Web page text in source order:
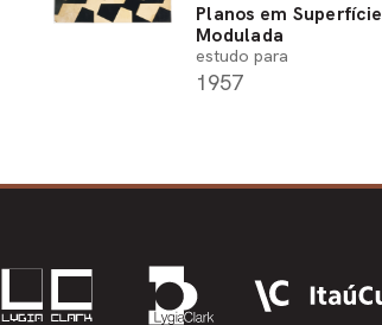
Planos em Superfície
Modulada
estudo para
1957